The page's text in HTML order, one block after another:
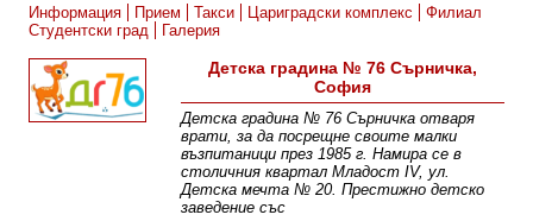
Информация
Прием Такси Цариградски комплекс
Филиал
Студентски град
Галерия
Детска градина № 76 Сърничка,
София
Детска градина № 76 Сърничка отваря
врати, за да посрещне своите малки
възпитаници през 1985 г. Намира се в
столичния квартал Младост IV, ул.
Детска мечта № 20. Престижно детско
заведение със